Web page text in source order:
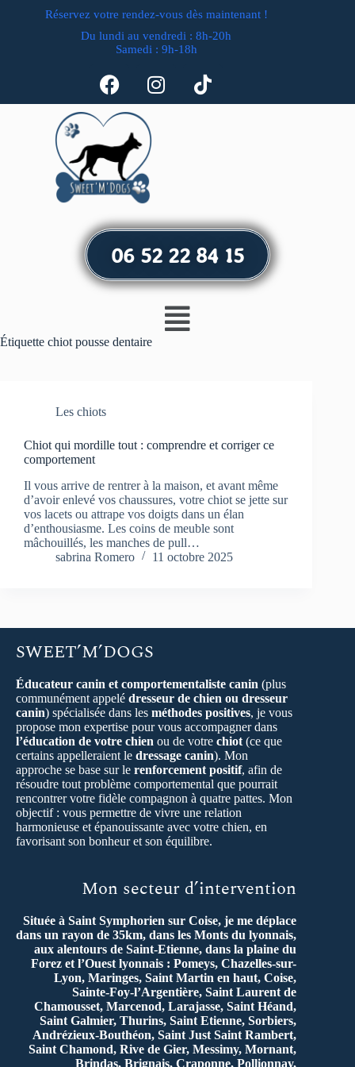
Réservez votre rendez-vous dès maintenant !
Du lundi au vendredi : 8h-20h
Samedi : 9h-18h
06 52 22 84 15
Étiquette chiot pousse dentaire
Les chiots
Chiot qui mordille tout : comprendre et corriger ce
comportement
Il vous arrive de rentrer à la maison, et avant même
d’avoir enlevé vos chaussures, votre chiot se jette sur
vos lacets ou attrape vos doigts dans un élan
d’enthousiasme. Les coins de meuble sont
mâchouillés, les manches de pull…
sabrina Romero
11 octobre 2025
SWEET’M’DOGS
Éducateur canin et comportementaliste canin (plus
communément appelé dresseur de chien ou dresseur
canin) spécialisée dans les méthodes positives, je vous
propose mon expertise pour vous accompagner dans
l’éducation de votre chien ou de votre chiot (ce que
certains appelleraient le dressage canin). Mon
approche se base sur le renforcement positif, afin de
résoudre tout problème comportemental que pourrait
rencontrer votre fidèle compagnon à quatre pattes. Mon
objectif : vous permettre de vivre une relation
harmonieuse et épanouissante avec votre chien, en
favorisant son bonheur et son équilibre.
Mon secteur d’intervention
Située à Saint Symphorien sur Coise, je me déplace
dans un rayon de 35km, dans les Monts du lyonnais,
aux alentours de Saint-Etienne, dans la plaine du
Forez et l’Ouest lyonnais : Pomeys, Chazelles-sur-
Lyon, Maringes, Saint Martin en haut, Coise,
Sainte-Foy-l’Argentière, Saint Laurent de
Chamousset, Marcenod, Larajasse, Saint Héand,
Saint Galmier, Thurins, Saint Etienne, Sorbiers,
Andrézieux-Bouthéon, Saint Just Saint Rambert,
Saint Chamond, Rive de Gier, Messimy, Mornant,
Brindas, Brignais, Craponne, Pollionnay,